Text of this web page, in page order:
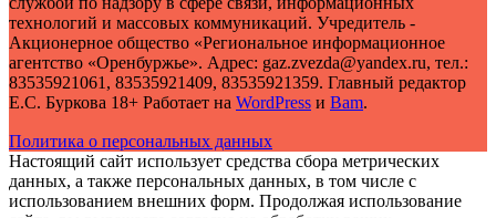
технологий и массовых коммуникаций. Учредитель -
Акционерное общество «Региональное информационное
агентство «Оренбуржье». Адрес: gaz.zvezda@yandex.ru, тел.:
83535921061, 83535921409, 83535921359. Главный редактор
Е.С. Буркова 18+ Работает на WordPress и Bam.
Политика о персональных данных
Настоящий сайт использует средства сбора метрических
данных, а также персональных данных, в том числе с
использованием внешних форм. Продолжая использование